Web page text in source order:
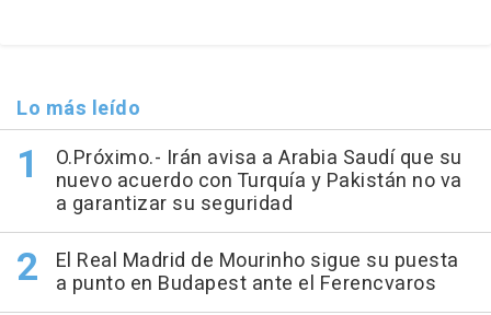
Lo más leído
O.Próximo.- Irán avisa a Arabia Saudí que su
nuevo acuerdo con Turquía y Pakistán no va
a garantizar su seguridad
El Real Madrid de Mourinho sigue su puesta
a punto en Budapest ante el Ferencvaros